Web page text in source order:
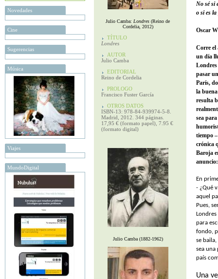
Novedades
Cine
Sugerencias
Música
Viajes
MundoDigital
Julio Camba: Londres (Reino de
Cordelia, 2012)
TÍTULO
Londres
AUTOR
Julio Camba
EDITORIAL
Reino de Cordelia
PROLOGO
Francisco Fuster García
OTROS DATOS
ISBN-13: 978-84-939974-5-8.
Madrid, 2012. 344 páginas.
17,95 € (formato papel), 7.95 €
(formato digital)
Julio Camba (1882-1962)
No sé si
o si es
Oscar
Corre el
un día
Londres
pasar
París,
la
resulta
sea
tiempo
crónica
Baroja
anuncio:
En
- ¿Qué
aquel
Pues,
Londres
para
fondo,
se
sea una
país
Una